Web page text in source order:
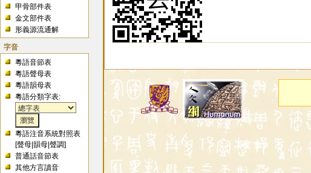
甲骨部件表
金文部件表
形義源流通解
字音
粵語音節表
粵語聲母表
粵語韻母表
粵語分類字表:
粵語注音系統對照表
[聲母 |韻母 |聲調]
普通話音節表
其他方言讀音